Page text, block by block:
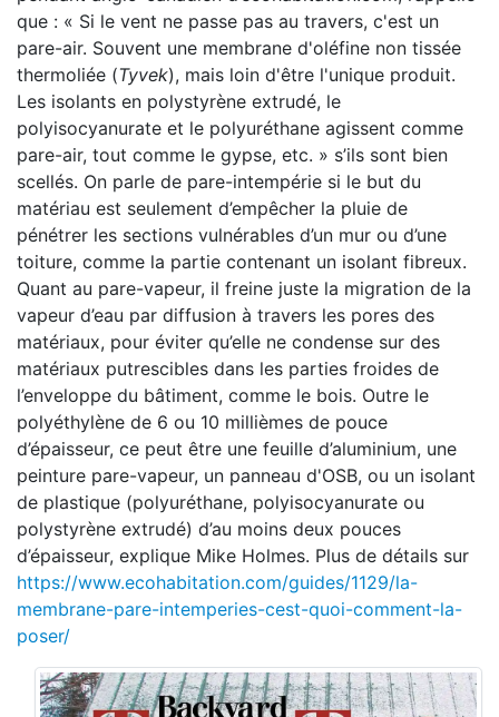
que : « Si le vent ne passe pas au travers, c'est un
pare-air. Souvent une membrane d'oléfine non tissée
thermoliée (Tyvek), mais loin d'être l'unique produit.
Les isolants en polystyrène extrudé, le
polyisocyanurate et le polyuréthane agissent comme
pare-air, tout comme le gypse, etc. » s’ils sont bien
scellés. On parle de pare-intempérie si le but du
matériau est seulement d’empêcher la pluie de
pénétrer les sections vulnérables d’un mur ou d’une
toiture, comme la partie contenant un isolant fibreux.
Quant au pare-vapeur, il freine juste la migration de la
vapeur d’eau par diffusion à travers les pores des
matériaux, pour éviter qu’elle ne condense sur des
matériaux putrescibles dans les parties froides de
l’enveloppe du bâtiment, comme le bois. Outre le
polyéthylène de 6 ou 10 millièmes de pouce
d’épaisseur, ce peut être une feuille d’aluminium, une
peinture pare-vapeur, un panneau d'OSB, ou un isolant
de plastique (polyuréthane, polyisocyanurate ou
polystyrène extrudé) d’au moins deux pouces
d’épaisseur, explique Mike Holmes. Plus de détails sur
https://www.ecohabitation.com/guides/1129/la-
membrane-pare-intemperies-cest-quoi-comment-la-
poser/